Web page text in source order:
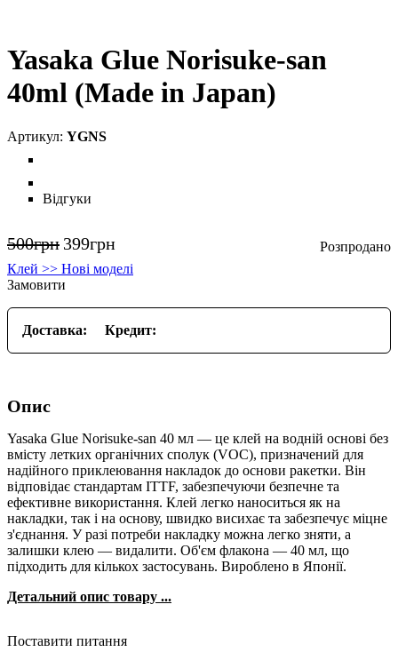
Yasaka Glue Norisuke-san
40ml (Made in Japan)
YGNS
Відгуки
500грн 399грн
Клей >> Нові моделі
Замовити
Доставка: Кредит:
Опис
Yasaka Glue Norisuke-san 40 мл — це клей на водній основі без
вмісту летких органічних сполук (VOC), призначений для
надійного приклеювання накладок до основи ракетки. Він
відповідає стандартам ITTF, забезпечуючи безпечне та
ефективне використання. Клей легко наноситься як на
накладки, так і на основу, швидко висихає та забезпечує міцне
з'єднання. У разі потреби накладку можна легко зняти, а
залишки клею — видалити. Об'єм флакона — 40 мл, що
підходить для кількох застосувань. Вироблено в Японії.
Детальний опис товару ...
Поставити питання